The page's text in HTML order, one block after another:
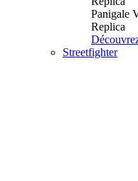
Panigale
Replica
Streetfighter